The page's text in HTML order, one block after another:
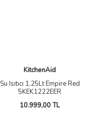
KitchenAid
Su Isıtıcı 1,25Lt Empire Red
5KEK1222EER
10.999,00 TL